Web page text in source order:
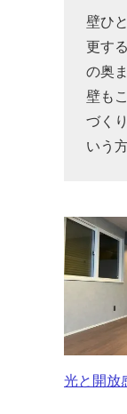
壁ひ
更す
の奥
壁も
づく
いう
光と開放